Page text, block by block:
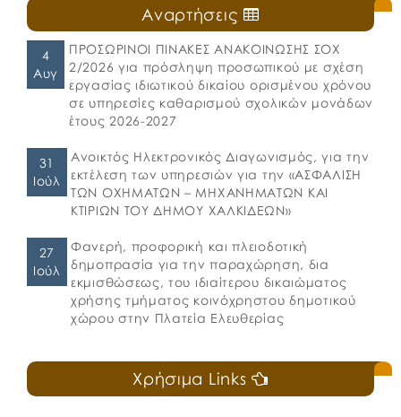
Αναρτήσεις
4
Αυγ
ΠΡΟΣΩΡΙΝΟΙ ΠΙΝΑΚΕΣ ΑΝΑΚΟΙΝΩΣΗΣ ΣΟΧ
2/2026 για πρόσληψη προσωπικού με σχέση
εργασίας ιδιωτικού δικαίου ορισμένου χρόνου
σε υπηρεσίες καθαρισμού σχολικών μονάδων
έτους 2026-2027
31
Ιούλ
Ανοικτός Ηλεκτρονικός Διαγωνισμός, για την
εκτέλεση των υπηρεσιών για την «ΑΣΦΑΛΙΣΗ
ΤΩΝ ΟΧΗΜΑΤΩΝ – ΜΗΧΑΝΗΜΑΤΩΝ ΚΑΙ
ΚΤΙΡΙΩΝ ΤΟΥ ΔΗΜΟΥ ΧΑΛΚΙΔΕΩΝ»
27
Ιούλ
Φανερή, προφορική και πλειοδοτική
δημοπρασία για την παραχώρηση, δια
εκμισθώσεως, του ιδιαίτερου δικαιώματος
χρήσης τμήματος κοινόχρηστου δημοτικού
χώρου στην Πλατεία Ελευθερίας
Χρήσιμα Links